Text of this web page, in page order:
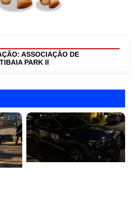
ASSOCIAÇÃO DE
PARK II